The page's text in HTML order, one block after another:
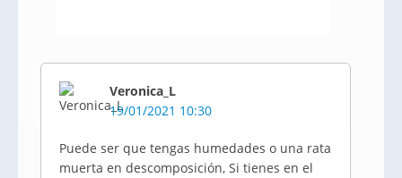
Veronica_L
19/01/2021 10:30
Puede ser que tengas humedades o una rata
muerta en descomposición, Si tienes en el